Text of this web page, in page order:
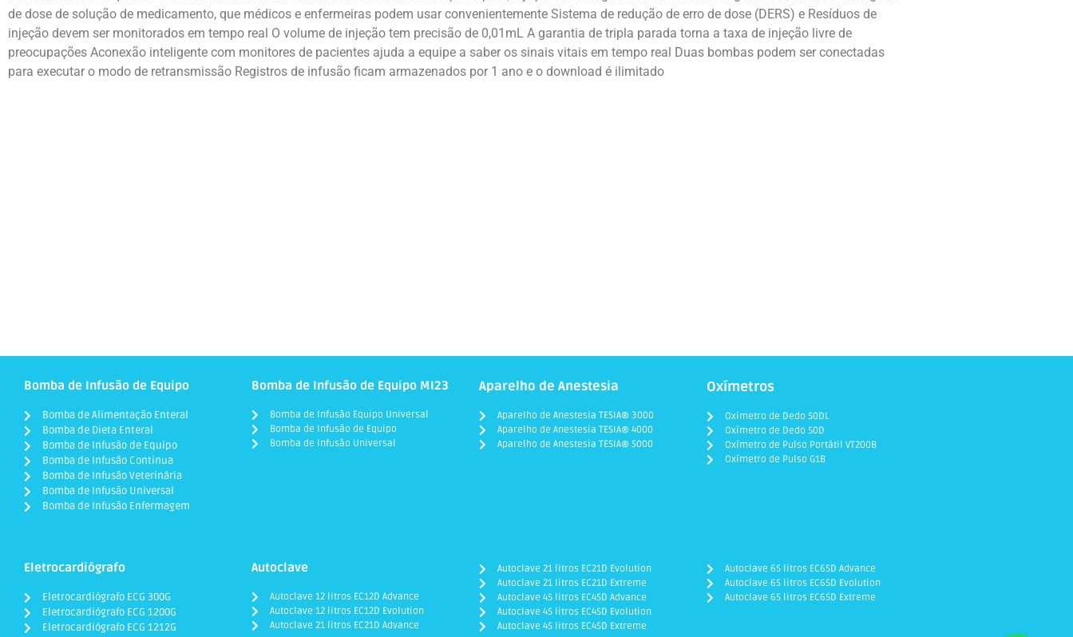
de dose de solução de medicamento, que médicos e enfermeiras podem usar convenientemente Sistema de redução de erro de dose (DERS) e Resíduos de
injeção devem ser monitorados em tempo real O volume de injeção tem precisão de 0,01mL A garantia de tripla parada torna a taxa de injeção livre de
preocupações Aconexão inteligente com monitores de pacientes ajuda a equipe a saber os sinais vitais em tempo real Duas bombas podem ser conectadas
para executar o modo de retransmissão Registros de infusão ficam armazenados por 1 ano e o download é ilimitado
Bomba de Infusão de Equipo
Bomba de Alimentação Enteral
Bomba de Dieta Enteral
Bomba de Infusão de Equipo
Bomba de Infusão Continua
Bomba de Infusão Veterinária
Bomba de Infusão Universal
Bomba de Infusão Enfermagem
Bomba de Infusão de Equipo MI23
Bomba de Infusão Equipo Universal
Bomba de Infusão de Equipo
Bomba de Infusão Universal
Aparelho de Anestesia
Aparelho de Anestesia TESIA® 3000
Aparelho de Anestesia TESIA® 4000
Aparelho de Anestesia TESIA® 5000
Oxímetros
Oxímetro de Dedo 50DL
Oxímetro de Dedo 50D
Oxímetro de Pulso Portátil VT200B
Oxímetro de Pulso G1B
Eletrocardiógrafo
Eletrocardiógrafo ECG 300G
Eletrocardiógrafo ECG 1200G
Eletrocardiógrafo ECG 1212G
Autoclave
Autoclave 12 litros EC12D Advance
Autoclave 12 litros EC12D Evolution
Autoclave 21 litros EC21D Advance
Autoclave 21 litros EC21D Evolution
Autoclave 21 litros EC21D Extreme
Autoclave 45 litros EC45D Advance
Autoclave 45 litros EC45D Evolution
Autoclave 45 litros EC45D Extreme
Autoclave 65 litros EC65D Advance
Autoclave 65 litros EC65D Evolution
Autoclave 65 litros EC65D Extreme